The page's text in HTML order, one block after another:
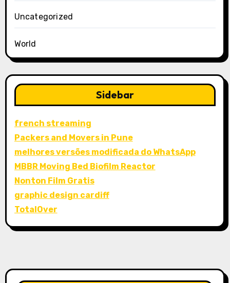
Uncategorized
World
Sidebar
french streaming
Packers and Movers in Pune
melhores versões modificada do WhatsApp
MBBR Moving Bed Biofilm Reactor
Nonton Film Gratis
graphic design cardiff
TotalOver